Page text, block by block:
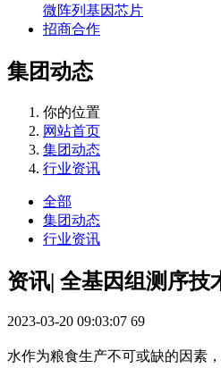
微阵列基因芯片
招商合作
集团动态
你的位置
网站首页
集团动态
行业资讯
全部
集团动态
行业资讯
资讯| 全基因组测序
2023-03-20 09:03:07 69
水作为粮食生产不可或缺的因素